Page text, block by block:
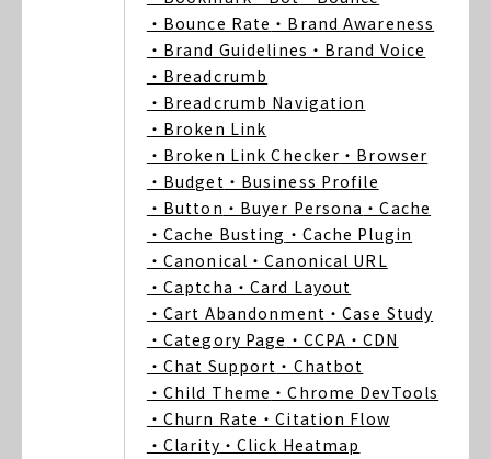
・Bounce Rate ・Brand Awareness
・Brand Guidelines ・Brand Voice
・Breadcrumb
・Breadcrumb Navigation
・Broken Link
・Broken Link Checker ・Browser
・Budget ・Business Profile
・Button ・Buyer Persona ・Cache
・Cache Busting ・Cache Plugin
・Canonical ・Canonical URL
・Captcha ・Card Layout
・Cart Abandonment ・Case Study
・Category Page ・CCPA ・CDN
・Chat Support ・Chatbot
・Child Theme ・Chrome DevTools
・Churn Rate ・Citation Flow
・Clarity ・Click Heatmap